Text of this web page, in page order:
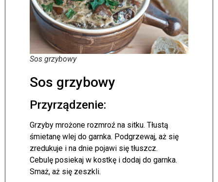
Sos grzybowy
Sos grzybowy
Przyrządzenie:
Grzyby mrożone rozmroź na sitku. Tłustą
śmietanę wlej do garnka. Podgrzewaj, aż się
zredukuje i na dnie pojawi się tłuszcz.
Cebulę posiekaj w kostkę i dodaj do garnka.
Smaż, aż się zeszkli.